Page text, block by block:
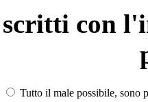
con
Tutto il male possibile, sono